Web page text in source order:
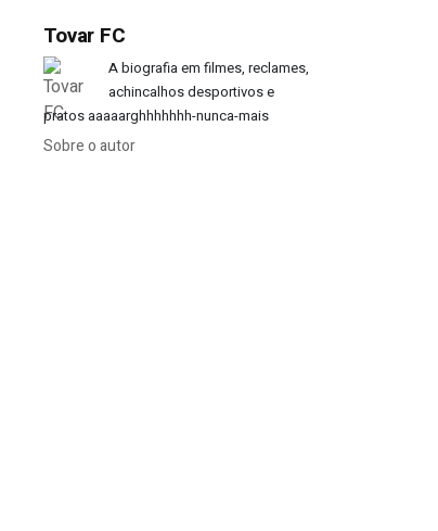
Tovar FC
A biografia em filmes, reclames,
achincalhos desportivos e
pratos aaaaarghhhhhhh-nunca-mais
Sobre o autor